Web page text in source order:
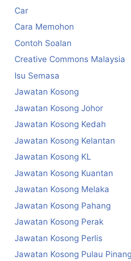
Car
Cara Memohon
Contoh Soalan
Creative Commons Malaysia
Isu Semasa
Jawatan Kosong
Jawatan Kosong Johor
Jawatan Kosong Kedah
Jawatan Kosong Kelantan
Jawatan Kosong KL
Jawatan Kosong Kuantan
Jawatan Kosong Melaka
Jawatan Kosong Pahang
Jawatan Kosong Perak
Jawatan Kosong Perlis
Jawatan Kosong Pulau Pinang